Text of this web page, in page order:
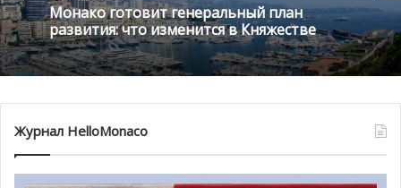
2017 году. Она объединяет профессионалов,
работающих в сфере новых технологий и финансов.
Кроме разработки приложения CardMap, компания также
музыки, спорта и медицины.
Фото: gouv.mc
Монако готовит генеральный план
развития: что изменится в Княжестве
Журнал HelloMonaco